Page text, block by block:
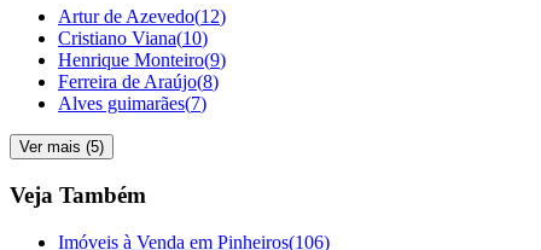
Artur de Azevedo(12)
Cristiano Viana(10)
Henrique Monteiro(9)
Ferreira de Araújo(8)
Alves guimarães(7)
Ver mais (5)
Veja Também
Imóveis à Venda em Pinheiros(106)